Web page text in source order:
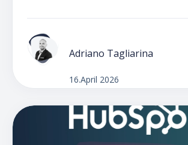
Adriano Tagliarina
16.April 2026